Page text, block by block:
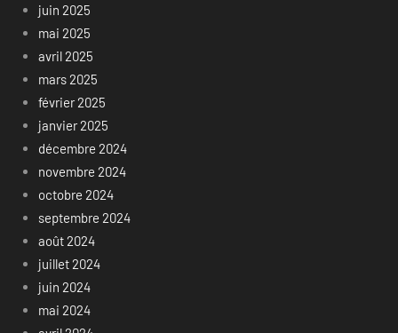
juin 2025
mai 2025
avril 2025
mars 2025
février 2025
janvier 2025
décembre 2024
novembre 2024
octobre 2024
septembre 2024
août 2024
juillet 2024
juin 2024
mai 2024